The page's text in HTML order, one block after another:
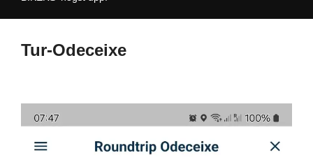
Tur-Odeceixe